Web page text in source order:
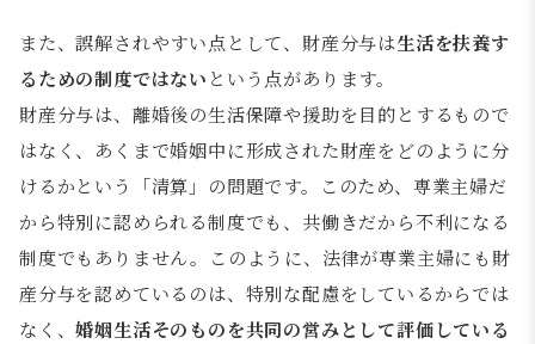
また、誤解されやすい点として、財産分与は生活を扶養す
るための制度ではない という点があります。
財産分与は、離婚後の生活保障や援助を目的とするもので
はなく、あくまで婚姻中に形成された財産をどのように分
けるかという「清算」の問題です。このため、専業主婦だ
から特別に認められる制度でも、共働きだから不利になる
制度でもありません。このように、法律が専業主婦にも財
産分与を認めているのは、特別な配慮をしているからでは
なく、婚姻生活そのものを共同の営みとして評価している